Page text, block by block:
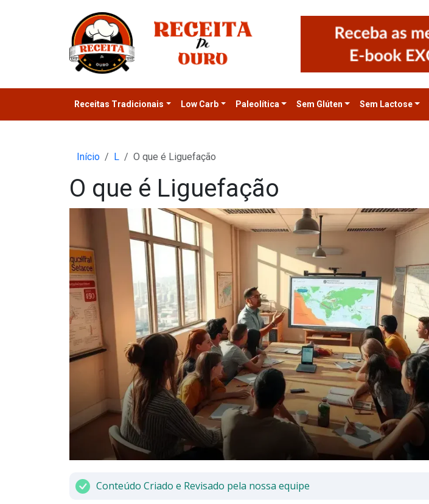
Receitas Tradicionais Low Carb Paleolítica Sem Glúten Sem Lactose
Início L O que é Liguefação
O que é Liguefação
Conteúdo Criado e Revisado pela nossa equipe